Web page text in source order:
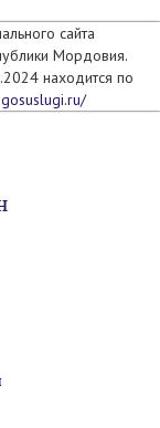
сайта
Мордовия.
находится по